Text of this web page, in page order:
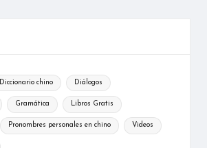
Diccionario chino Diálogos
Gramática Libros Gratis
Pronombres personales en chino Videos